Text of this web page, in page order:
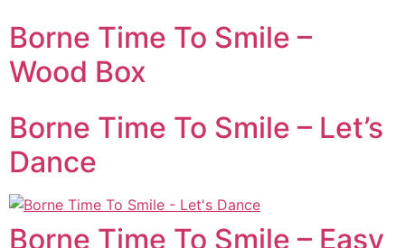
Borne Time To Smile –
Wood Box
Borne Time To Smile – Let’s
Dance
Borne Time To Smile – Easy